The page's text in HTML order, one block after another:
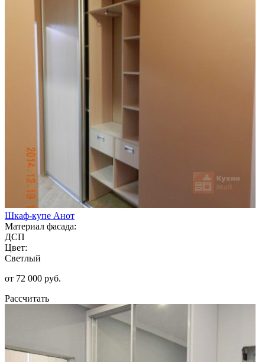
Шкаф-купе Анот
Материал фасада:
ДСП
Цвет:
Светлый
от 72 000 руб.
Рассчитать